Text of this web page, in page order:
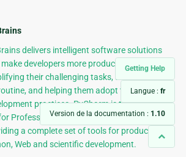
Getting Help
Langue : fr
Version de la documentation : 1.10
delivers intelligent software solutions
developers more productive by
their challenging tasks, automating
and helping them adopt the best
practices. PyCharm is the Python
Professional Developers by JetBrains
a complete set of tools for productive
Web and scientific development.